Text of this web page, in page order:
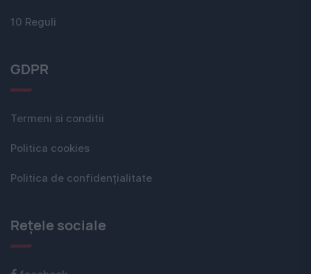
10 Reguli
GDPR
Termeni si conditii
Politica cookies
Politica de confidențialitate
Rețele sociale